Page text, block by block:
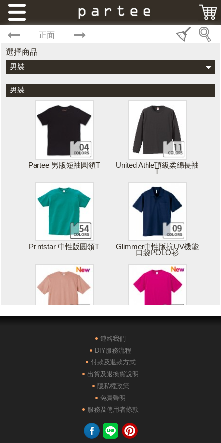
正面
選擇商品
男裝
男裝
Partee 男版短袖圓領T United Athle頂級柔綿長袖
T
Printstar 中性版圓領T Glimmer中性版抗UV機能
口袋POLO衫
POLONE1純棉短袖POLO AG28000落肩重磅精梳棉
連絡我們
DIY服務流程
付款及退款方式
出貨及退換貨說明
隱私權政策
免責聲明
服務及使用者條款